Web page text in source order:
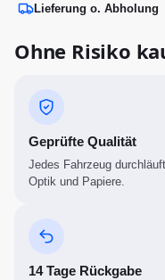
Lieferung o. Abholung
Ohne Risiko
Geprüfte Qualität
Jedes Fahrzeug
Optik und Papiere.
14 Tage Rückgabe